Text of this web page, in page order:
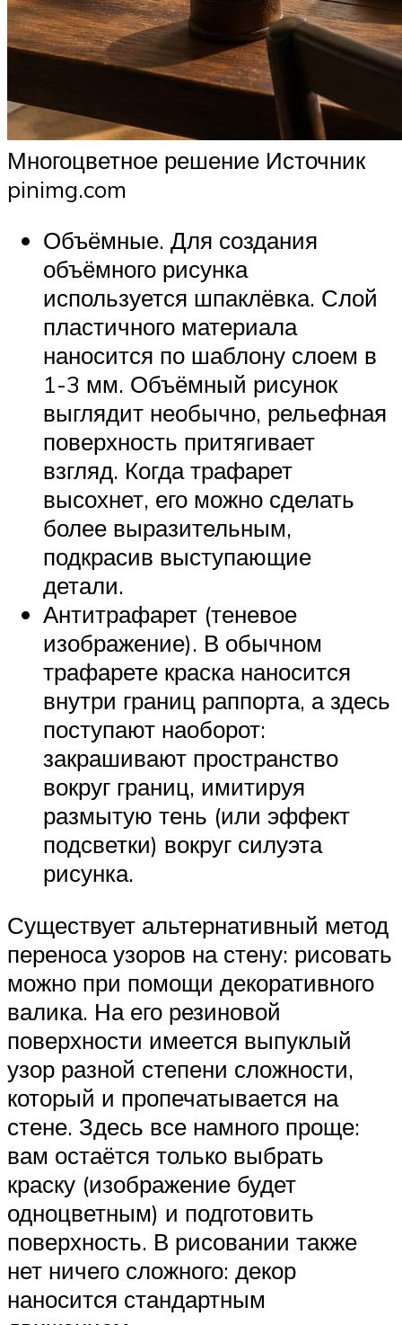
Многоцветное решение Источник
pinimg.com
Объёмные. Для создания
объёмного рисунка
используется шпаклёвка. Слой
пластичного материала
наносится по шаблону слоем в
1-3 мм. Объёмный рисунок
выглядит необычно, рельефная
поверхность притягивает
взгляд. Когда трафарет
высохнет, его можно сделать
более выразительным,
подкрасив выступающие
детали.
Антитрафарет (теневое
изображение). В обычном
трафарете краска наносится
внутри границ раппорта, а здесь
поступают наоборот:
закрашивают пространство
вокруг границ, имитируя
размытую тень (или эффект
подсветки) вокруг силуэта
рисунка.
Существует альтернативный метод
переноса узоров на стену: рисовать
можно при помощи декоративного
валика. На его резиновой
поверхности имеется выпуклый
узор разной степени сложности,
который и пропечатывается на
стене. Здесь все намного проще:
вам остаётся только выбрать
краску (изображение будет
одноцветным) и подготовить
поверхность. В рисовании также
нет ничего сложного: декор
наносится стандартным